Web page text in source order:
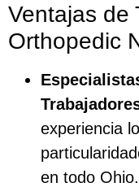
Ventajas de
Orthopedic
experiencia
en todo Ohio.